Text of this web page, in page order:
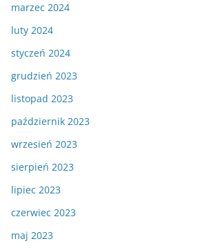
marzec 2024
luty 2024
styczeń 2024
grudzień 2023
listopad 2023
październik 2023
wrzesień 2023
sierpień 2023
lipiec 2023
czerwiec 2023
maj 2023